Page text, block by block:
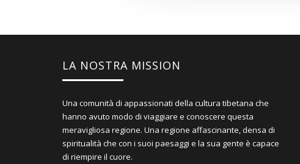
LA NOSTRA MISSION
Una comunità di appassionati della cultura tibetana che
hanno avuto modo di viaggiare e conoscere questa
meravigliosa regione. Una regione affascinante, densa di
spiritualità che con i suoi paesaggi e la sua gente è capace
di riempire il cuore.